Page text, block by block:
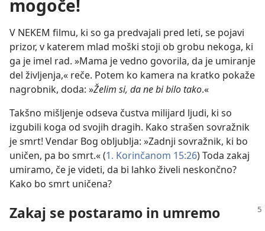
mogoče!
V NEKEM filmu, ki so ga predvajali pred leti, se pojavi
prizor, v katerem mlad moški stoji ob grobu nekoga, ki
ga je imel rad. »Mama je vedno govorila, da je umiranje
del življenja,« reče. Potem ko kamera na kratko pokaže
nagrobnik, doda: »Želim si, da ne bi bilo tako.«
Takšno mišljenje odseva čustva milijard ljudi, ki so
izgubili koga od svojih dragih. Kako strašen sovražnik
je smrt! Vendar Bog obljublja: »Zadnji sovražnik, ki bo
uničen, pa bo smrt.« (1. Korinčanom 15:26) Toda zakaj
umiramo, če je videti, da bi lahko živeli neskončno?
Kako bo smrt uničena?
Zakaj se postaramo in umremo